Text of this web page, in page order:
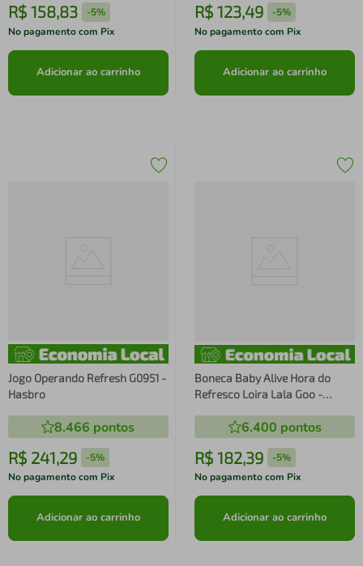
R$ 158,83 -5%
No pagamento com Pix
Adicionar ao carrinho
R$ 123,49 -5%
No pagamento com Pix
Adicionar ao carrinho
Jogo Operando Refresh G0951 -
Hasbro
8.466 pontos
R$ 241,29 -5%
No pagamento com Pix
Adicionar ao carrinho
Boneca Baby Alive Hora do
Refresco Loira Lala Goo -
6.400 pontos
R$ 182,39 -5%
No pagamento com Pix
Adicionar ao carrinho